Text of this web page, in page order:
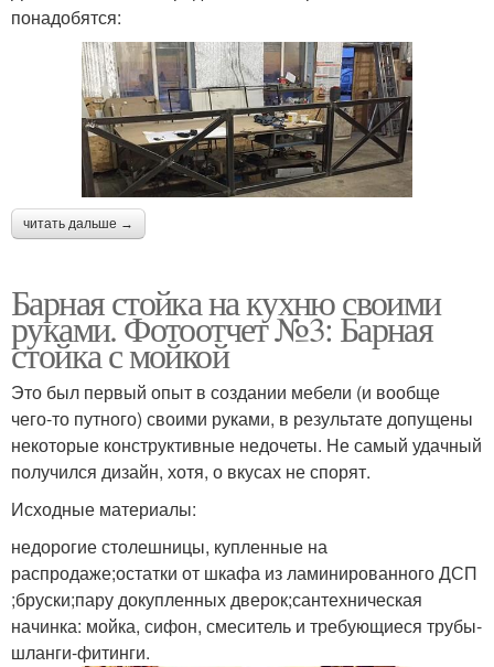
понадобятся:
читать дальше →
Барная стойка на кухню своими
руками. Фотоотчет №3: Барная
стойка с мойкой
Это был первый опыт в создании мебели (и вообще
чего-то путного) своими руками, в результате допущены
некоторые конструктивные недочеты. Не самый удачный
получился дизайн, хотя, о вкусах не спорят.
Исходные материалы:
недорогие столешницы, купленные на
распродаже;остатки от шкафа из ламинированного ДСП
;бруски;пару докупленных дверок;сантехническая
начинка: мойка, сифон, смеситель и требующиеся трубы-
шланги-фитинги.